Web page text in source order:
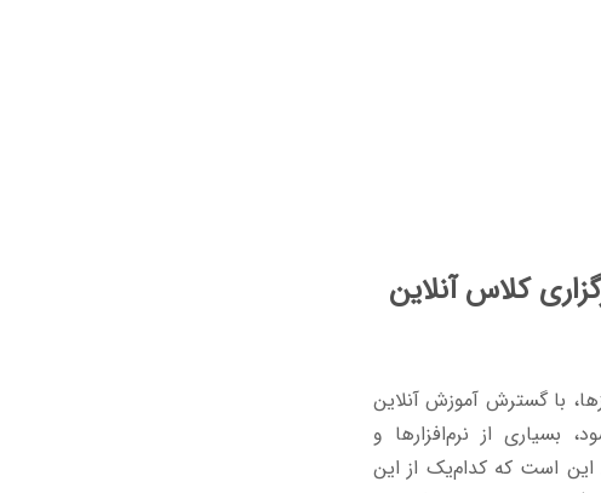
کلاس آنلاین
با گسترش آموزش آنلاین
از نرم‌افزارها و
این است که کدام‌یک از این